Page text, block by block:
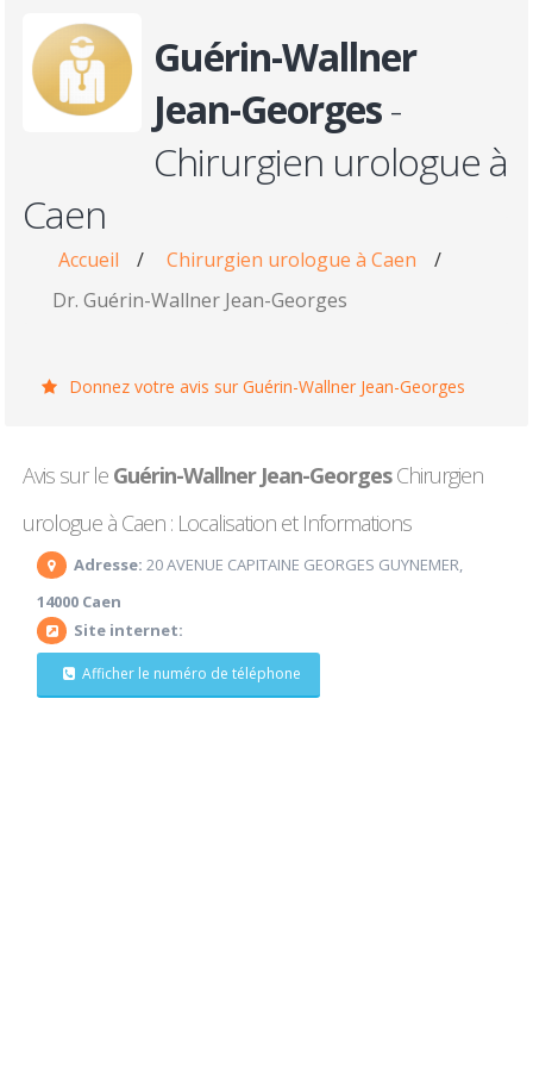
Guérin-Wallner
Jean-Georges-
Chirurgien urologue à
Caen
Accueil / Chirurgien urologue à Caen
/
Dr. Guérin-Wallner Jean-Georges
Donnez votre avis sur Guérin-Wallner Jean-Georges
Avis sur le Guérin-Wallner Jean-GeorgesChirurgien
urologue à Caen : Localisation et Informations
Adresse: 20 AVENUE CAPITAINE GEORGES GUYNEMER,
14000 Caen
Site internet:
Afficher le numéro de téléphone